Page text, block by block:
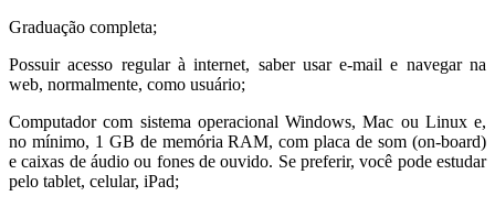
Graduação completa;
Possuir acesso regular à internet, saber usar e-mail e navegar na
web, normalmente, como usuário;
Computador com sistema operacional Windows, Mac ou Linux e,
no mínimo, 1 GB de memória RAM, com placa de som (on-board)
e caixas de áudio ou fones de ouvido. Se preferir, você pode estudar
pelo tablet, celular, iPad;